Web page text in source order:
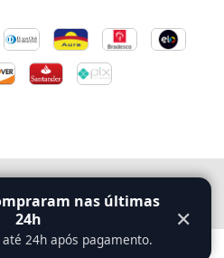
aceita o uso de
nas últimas
24h
24h após pagamento.
✕
2026. Todos os direitos reservados.